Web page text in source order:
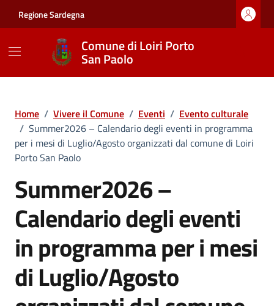
Regione Sardegna
Comune di Loiri Porto
San Paolo
Home / Vivere il Comune / Eventi / Evento culturale
/ Summer2026 – Calendario degli eventi in programma
per i mesi di Luglio/Agosto organizzati dal comune di Loiri
Porto San Paolo
Summer2026 –
Calendario degli eventi
in programma per i mesi
di Luglio/Agosto